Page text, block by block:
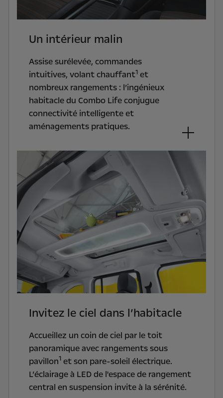
Un intérieur malin
Assise surélevée, commandes
intuitives, volant chauffant1et
nombreux rangements : l’ingénieux
habitacle du Combo Life conjugue
connectivité intelligente et
aménagements pratiques.
Invitez le ciel dans l’habitacle
Accueillez un coin de ciel par le toit
panoramique avec rangements sous
pavillon1et son pare-soleil électrique.
L’éclairage à LED de l'espace de rangement
central en suspension invite à la sérénité.